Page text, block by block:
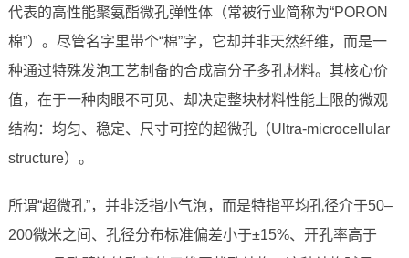
代表的高性能聚氨酯微孔弹性体（常被行业简称为“PORON
棉”）。尽管名字里带个“棉”字，它却并非天然纤维，而是一
种通过特殊发泡工艺制备的合成高分子多孔材料。其核心价
值，在于一种肉眼不可见、却决定整块材料性能上限的微观
结构：均匀、稳定、尺寸可控的超微孔（Ultra-microcellular
structure）。
所谓“超微孔”，并非泛指小气泡，而是特指平均孔径介于50–
200微米之间、孔径分布标准偏差小于±15%、开孔率高于